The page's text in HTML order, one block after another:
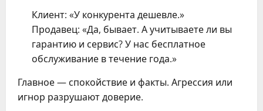
Клиент: «У конкурента дешевле.»
Продавец: «Да, бывает. А учитываете ли вы
гарантию и сервис? У нас бесплатное
обслуживание в течение года.»
Главное — спокойствие и факты. Агрессия или
игнор разрушают доверие.